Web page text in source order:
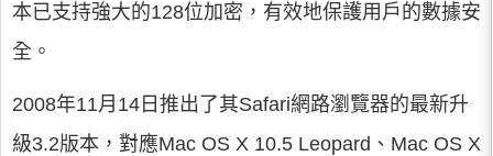
本已支持強大的128位加密，有效地保護用戶的數據安
全。
2008年11月14日推出了其Safari網路瀏覽器的最新升
級3.2版本，對應Mac OS X 10.5 Leopard、Mac OS X